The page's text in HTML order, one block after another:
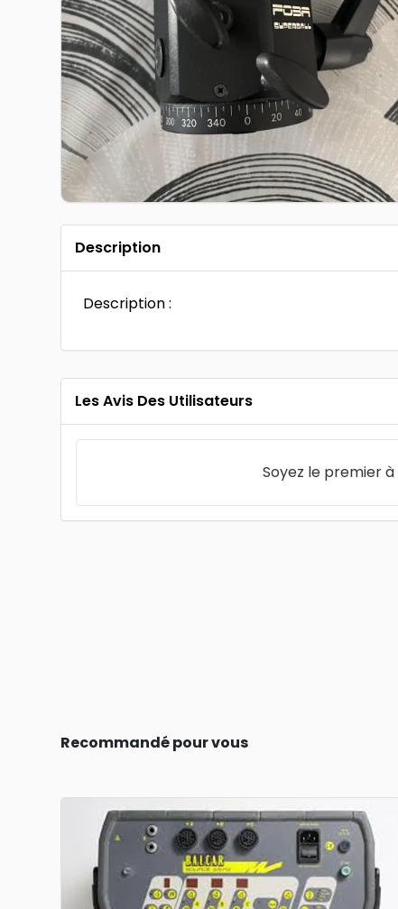
Description
Description :
Les Avis Des Utilisateurs
Soyez le premier à
Recommandé pour vous